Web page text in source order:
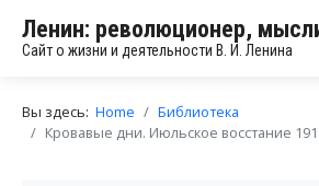
Ленин: революционер,
Сайт о жизни и деятельности В. И. Ленина
Вы здесь: Home
Библиотека
Кровавые дни. Июльское восстание